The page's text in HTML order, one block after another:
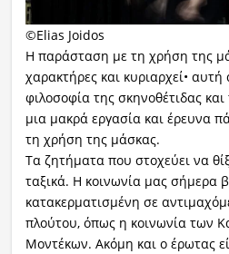
©Elias Joidos
Η παράσταση με τη χρήση της
χαρακτήρες και κυριαρχεί• αυτή
φιλοσοφία της σκηνοθέτιδας
μια μακρά εργασία και έρευνα
τη χρήση της μάσκας.
Τα ζητήματα που στοχεύει να
ταξικά. Η κοινωνία μας σήμερα
κατακερματισμένη σε
πλούτου, όπως η κοινωνία των
Μοντέκων. Ακόμη και ο έρωτας